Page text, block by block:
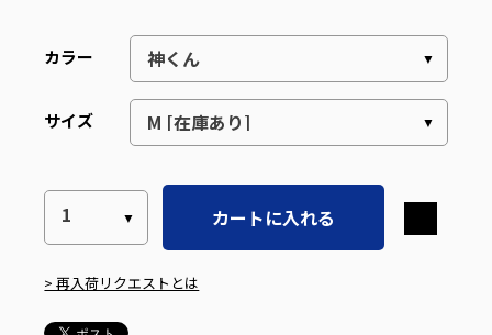
カラー
サイズ
カートに入れる
> 再入荷リクエストとは